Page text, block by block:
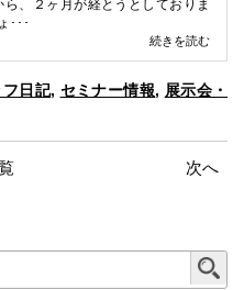
、２ヶ月が経とうとしておりま
･･･
続きを読む
フ日記, セミナー情報, 展示会・
次へ